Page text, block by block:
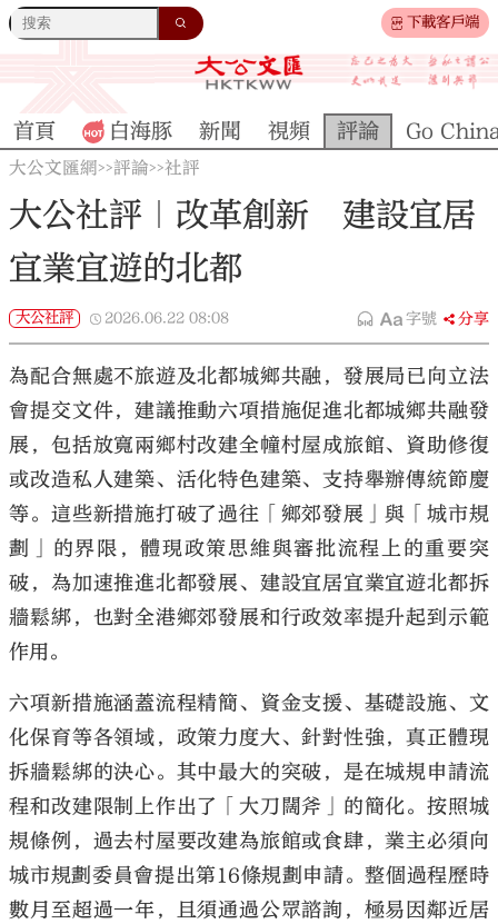
下載客戶端
首頁 白海豚 新聞 視頻 評論 Go
大公文匯網>>評論>>社評
大公社評｜改革創新 建設宜居
宜業宜遊的北都
大公社評 2026.06.22 08:08 字號 分享
為配合無處不旅遊及北都城鄉共融，發展局已向立法
會提交文件，建議推動六項措施促進北都城鄉共融發
展，包括放寬兩鄉村改建全幢村屋成旅館、資助修復
或改造私人建築、活化特色建築、支持舉辦傳統節慶
等。這些新措施打破了過往「鄉郊發展」與「城市規
劃」的界限，體現政策思維與審批流程上的重要突
破，為加速推進北都發展、建設宜居宜業宜遊北都拆
牆鬆綁，也對全港鄉郊發展和行政效率提升起到示範
作用。
六項新措施涵蓋流程精簡、資金支援、基礎設施、文
化保育等各領域，政策力度大、針對性強，真正體現
拆牆鬆綁的決心。其中最大的突破，是在城規申請流
程和改建限制上作出了「大刀闊斧」的簡化。按照城
規條例，過去村屋要改建為旅館或食肆，業主必須向
城市規劃委員會提出第16條規劃申請。整個過程歷時
數月至超過一年，且須通過公眾諮詢，極易因鄰近居